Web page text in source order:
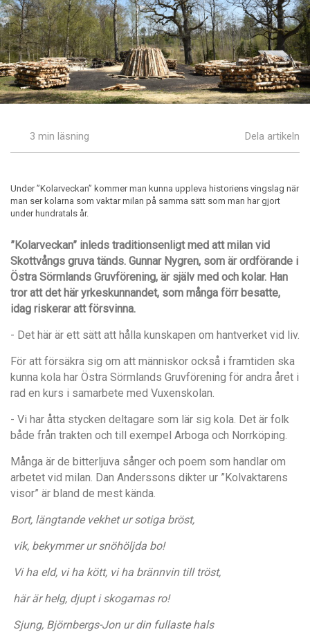
3 min läsning Dela artikeln
Under ”Kolarveckan” kommer man kunna uppleva historiens vingslag när
man ser kolarna som vaktar milan på samma sätt som man har gjort
under hundratals år.
”Kolarveckan” inleds traditionsenligt med att milan vid
Skottvångs gruva tänds. Gunnar Nygren, som är ordförande i
Östra Sörmlands Gruvförening, är själv med och kolar. Han
tror att det här yrkeskunnandet, som många förr besatte,
idag riskerar att försvinna.
- Det här är ett sätt att hålla kunskapen om hantverket vid liv.
För att försäkra sig om att människor också i framtiden ska
kunna kola har Östra Sörmlands Gruvförening för andra året i
rad en kurs i samarbete med Vuxenskolan.
- Vi har åtta stycken deltagare som lär sig kola. Det är folk
både från trakten och till exempel Arboga och Norrköping.
Många är de bitterljuva sånger och poem som handlar om
arbetet vid milan. Dan Anderssons dikter ur ”Kolvaktarens
visor” är bland de mest kända.
Bort, längtande vekhet ur sotiga bröst,
vik, bekymmer ur snöhöljda bo!
Vi ha eld, vi ha kött, vi ha brännvin till tröst,
här är helg, djupt i skogarnas ro!
Sjung, Björnbergs-Jon ur din fullaste hals